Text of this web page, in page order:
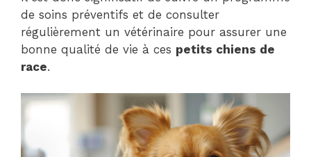
de soins préventifs et de consulter
régulièrement un vétérinaire pour assurer une
bonne qualité de vie à ces petits chiens de
race.